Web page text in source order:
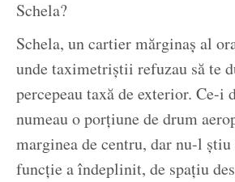
Schela?
Schela, un cartier mărginaș al
unde taximetriștii refuzau să te
percepeau taxă de exterior. Ce-
numeau o porțiune de drum
marginea de centru, dar nu-l
funcție a îndeplinit, de spațiu